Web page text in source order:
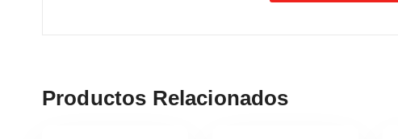
Productos Relacionados